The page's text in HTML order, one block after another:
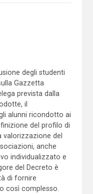
degli studenti
Gazzetta
prevista dalla
il
alunni ricondotto ai
del profilo di
del
anche
individualizzato e
del Decreto è
di fornire
così complesso.